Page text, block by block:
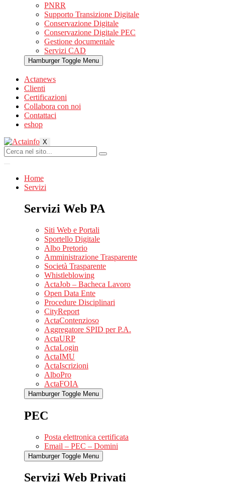
PNRR
Supporto Transizione Digitale
Conservazione Digitale
Conservazione Digitale PEC
Gestione documentale
Servizi CAD
Hamburger Toggle Menu
Actanews
Clienti
Certificazioni
Collabora con noi
Contattaci
eshop
X
Home
Servizi
Servizi Web PA
Siti Web e Portali
Sportello Digitale
Albo Pretorio
Amministrazione Trasparente
Società Trasparente
Whistleblowing
ActaJob – Bacheca Lavoro
Open Data Ente
Procedure Disciplinari
CityReport
ActaContenzioso
Aggregatore SPID per P.A.
ActaURP
ActaLogin
ActaIMU
ActaIscrizioni
AlboPro
ActaFOIA
Hamburger Toggle Menu
PEC
Posta elettronica certificata
Email – PEC – Domini
Hamburger Toggle Menu
Servizi Web Privati